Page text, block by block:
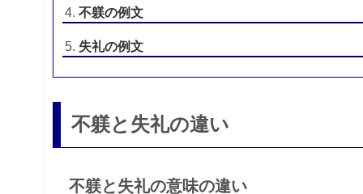
不躾の例文
失礼の例文
不躾と失礼の違い
不躾と失礼の意味の違い